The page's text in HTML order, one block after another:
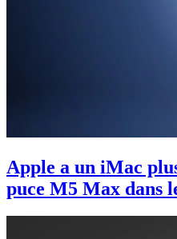
Apple a un iMac
puce M5 Max dans